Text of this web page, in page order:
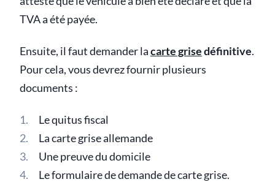
TVA a été payée.
Ensuite, il faut demander lacarte grisedéfinitive.
Pour cela, vous devrez fournir plusieurs
documents :
Le quitus fiscal
La carte grise allemande
Une preuve du domicile
Le formulaire de demande de carte grise.